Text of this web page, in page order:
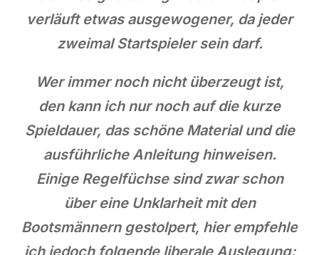
verläuft etwas ausgewogener, da jeder
zweimal Startspieler sein darf.
Wer immer noch nicht überzeugt ist,
den kann ich nur noch auf die kurze
Spieldauer, das schöne Material und die
ausführliche Anleitung hinweisen.
Einige Regelfüchse sind zwar schon
über eine Unklarheit mit den
Bootsmännern gestolpert, hier empfehle
ich jedoch folgende liberale Auslegung: